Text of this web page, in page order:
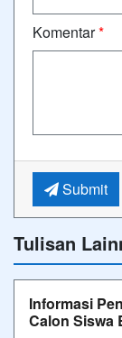
Komentar*
Submit
Tulisan
Informasi
Calon Siswa